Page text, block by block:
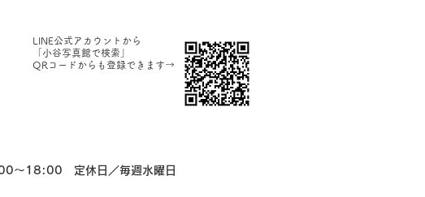
LINE公式アカウントから
「小谷写真館で検索」
QRコードからも登録できます→
〜18:00 定休日／毎週水曜日